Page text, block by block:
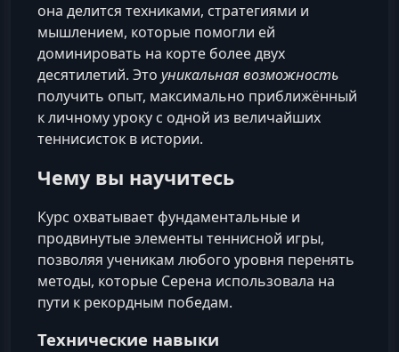
она делится техниками, стратегиями и
мышлением, которые помогли ей
доминировать на корте более двух
десятилетий. Это уникальная возможность
получить опыт, максимально приближённый
к личному уроку с одной из величайших
теннисисток в истории.
Чему вы научитесь
Курс охватывает фундаментальные и
продвинутые элементы теннисной игры,
позволяя ученикам любого уровня перенять
методы, которые Серена использовала на
пути к рекордным победам.
Технические навыки